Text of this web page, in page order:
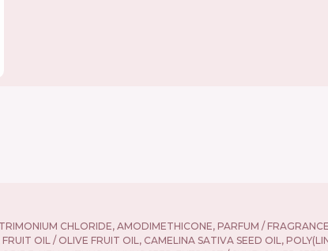
CHLORIDE, AMODIMETHICONE, PARFUM /
OIL / OLIVE FRUIT OIL, CAMELINA SATIVA SEED OIL,